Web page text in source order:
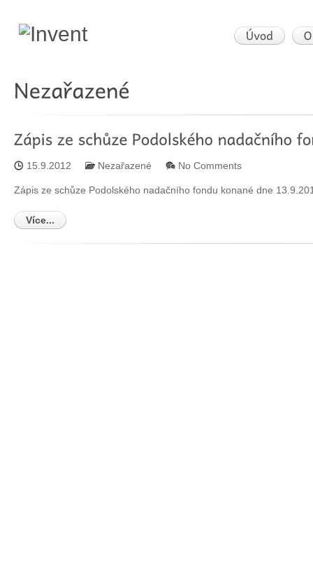
15.9.2012 Nezařazené No Comments
Zápis ze schůze Podolského nadačního fondu konané dne
Více...